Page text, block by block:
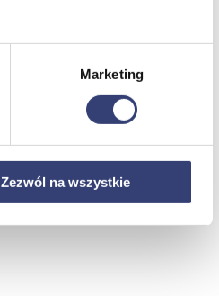
Marketing
Zezwól na wszystkie